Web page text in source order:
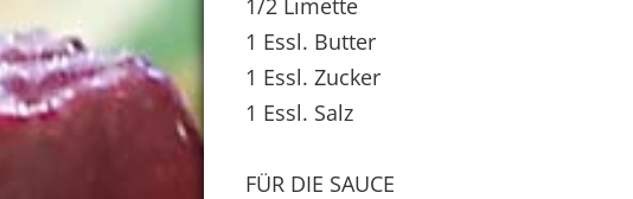
1/2 Limette
1 Essl. Butter
1 Essl. Zucker
1 Essl. Salz
FÜR DIE SAUCE